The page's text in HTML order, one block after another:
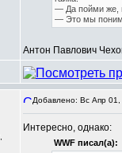
— Да пойми же,
— Это мы
Антон Павлович
Добавлено: Вс Апр
Интересно, однако:
WWF писал(а):